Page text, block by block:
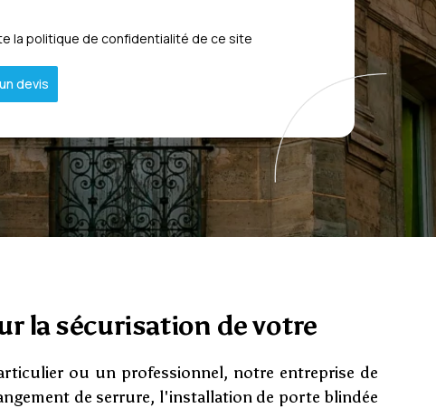
la politique de confidentialité de ce site
devis
la sécurisation de votre
ou un professionnel, notre entreprise de
de serrure, l'installation de porte blindée